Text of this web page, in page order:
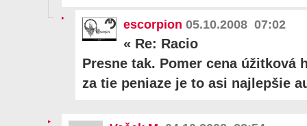
escorpion 05.10.2008 07:02
« Re: Racio
Presne tak. Pomer cena úžitková
za tie peniaze je to asi najlepšie